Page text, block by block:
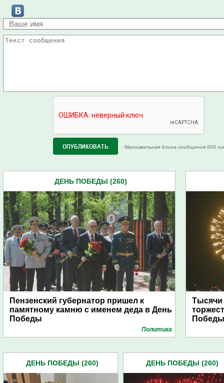
Максимальная длина сообщения 600
ДЕНЬ ПОБЕДЫ (260)
Пензенский губернатор пришел к
памятному камню с именем деда в День
Победы
Политика
Тысячи
Победы
ДЕНЬ ПОБЕДЫ (260) ДЕНЬ ПОБЕДЫ (260)